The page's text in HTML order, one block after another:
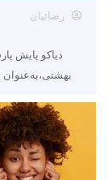
رضائیان
دیاکو پایش
بهشتی،به‌عنوان